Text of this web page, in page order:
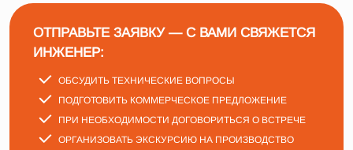
ОТПРАВЬТЕ ЗАЯВКУ — С ВАМИ СВЯЖЕТСЯ
ИНЖЕНЕР:
ОБСУДИТЬ ТЕХНИЧЕСКИЕ ВОПРОСЫ
ПОДГОТОВИТЬ КОММЕРЧЕСКОЕ ПРЕДЛОЖЕНИЕ
ПРИ НЕОБХОДИМОСТИ ДОГОВОРИТЬСЯ О ВСТРЕЧЕ
ОРГАНИЗОВАТЬ ЭКСКУРСИЮ НА ПРОИЗВОДСТВО